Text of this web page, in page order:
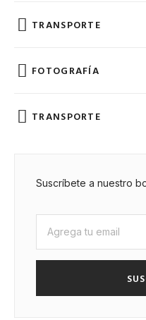
TRANSPORTE
FOTOGRAFÍA
TRANSPORTE
Suscríbete a nuestro